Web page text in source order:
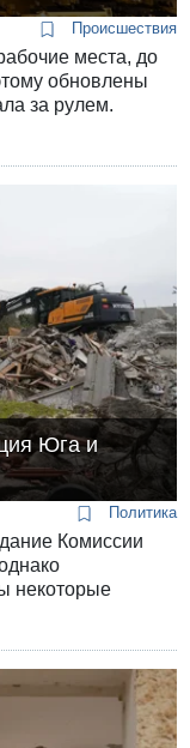
Происшествия
места, до
обновлены
за рулем.
Юга и
Политика
Комиссии
некоторые